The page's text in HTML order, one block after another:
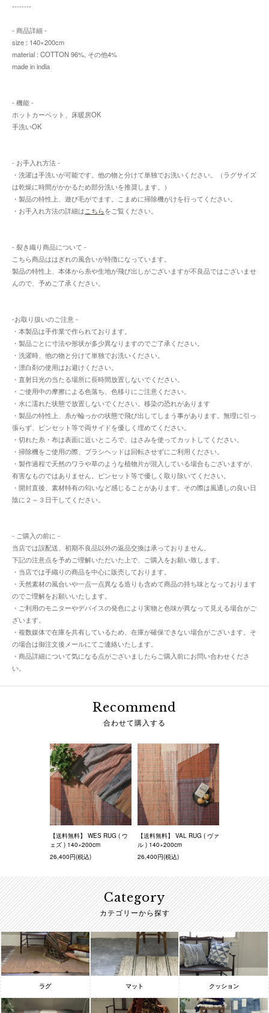
--------
- 商品詳細 -
size : 140×200cm
material : COTTON 96%, その他4%
made in india
- 機能 -
ホットカーペット、床暖房OK
手洗いOK
- お手入れ方法 -
・洗濯は手洗いが可能です。他の物と分けて単独でお洗いください。（ラグサイズ
は乾燥に時間がかかるため部分洗いを推奨します。）
・製品の特性上、遊び毛がでます。こまめに掃除機がけを行ってください。
・お手入れ方法の詳細はこちらをご覧ください。
- 裂き織り商品について -
こちら商品ははぎれの風合いが特徴になっています。
製品の特性上、本体から糸や生地が飛び出しがございますが不良品ではございませ
んので、予めご了承ください。
-お取り扱いのご注意 -
・本製品は手作業で作られております。
・製品ごとに寸法や形状が多少異なりますのでご了承ください。
・洗濯時、他の物と分けて単独でお洗いください。
・漂白剤の使用はお避けください。
・直射日光の当たる場所に長時間放置しないでください。
・ご使用中の摩擦による色落ち、色移りにご注意ください。
・水に濡れた状態で放置しないでください。移染の恐れがあります
・製品の特性上、糸が輪っかの状態で飛び出してしまう事があります。無理に引っ
張らず、ピンセット等で両サイドを優しく埋めてください。
・切れた糸・布は表面に近いところで、はさみを使ってカットしてください。
・掃除機をご使用の際、ブラシヘッドは回転させずにご利用ください。
・製作過程で天然のワラや草のような植物片が混入している場合もございますが、
有害なものではありません。ピンセット等で優しく取り除いてください。
・開封直後、素材特有の匂いなど感じることがあります。その際は風通しの良い日
陰に２～３日干してください。
- ご購入の前に -
当店では誤配送、初期不良品以外の返品交換は承っておりません。
下記の注意点を予めご理解いただいた上で、ご購入をお願い致します。
・当店では手織りの商品を中心に販売しております。
・天然素材の風合いや一点一点異なる造りも含めて商品の持ち味となっております
のでご理解をお願いいたします。
・ご利用のモニターやデバイスの発色により実物と色味が異なって見える場合がご
ざいます。
・複数媒体で在庫を共有しているため、在庫が確保できない場合がございます。そ
の場合は御注文後メールにてご連絡いたします。
・商品詳細について気になる点がございましたらご購入前にお問い合わせくださ
い。
Recommend
合わせて購入する
【送料無料】 WES RUG ( ウ
ェズ ) 140×200cm
26,400円(税込)
【送料無料】 VAL RUG ( ヴァ
ル ) 140×200cm
26,400円(税込)
Category
カテゴリーから探す
ラグ マット クッション